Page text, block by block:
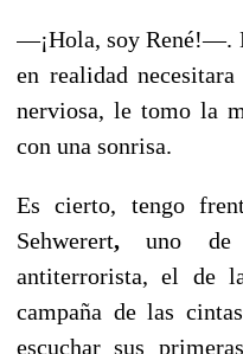
—¡Hola, soy René!—.
en realidad
nerviosa, le tomo la
con una sonrisa.
Es cierto, tengo
Sehwerert,uno
antiterrorista, el de
campaña de las
escuchar sus